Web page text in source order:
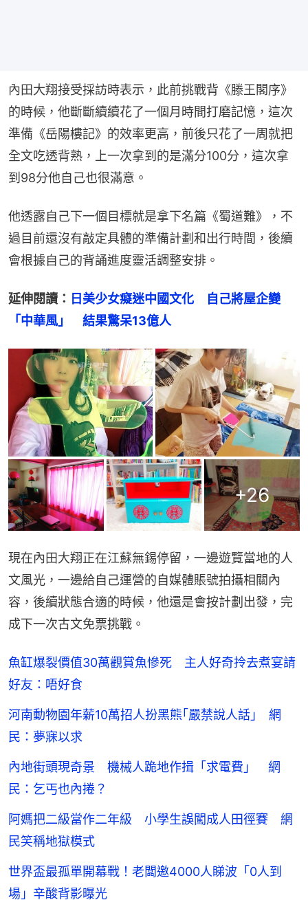
內田大翔接受採訪時表示，此前挑戰背《滕王閣序》
的時候，他斷斷續續花了一個月時間打磨記憶，這次
準備《岳陽樓記》的效率更高，前後只花了一周就把
全文吃透背熟，上一次拿到的是滿分100分，這次拿
到98分他自己也很滿意。
他透露自己下一個目標就是拿下名篇《蜀道難》，不
過目前還沒有敲定具體的準備計劃和出行時間，後續
會根據自己的背誦進度靈活調整安排。
延伸閱讀： 日美少女癡迷中國文化　自己將屋企變
「中華風」　結果驚呆13億人
+26
現在內田大翔正在江蘇無錫停留，一邊遊覽當地的人
文風光，一邊給自己運營的自媒體賬號拍攝相關內
容，後續狀態合適的時候，他還是會按計劃出發，完
成下一次古文免票挑戰。
魚缸爆裂價值30萬觀賞魚慘死 主人好奇拎去煮宴請
好友：唔好食
河南動物園年薪10萬招人扮黑熊｢嚴禁說人話｣ 網
民：夢寐以求
內地街頭現奇景 機械人跪地作揖「求電費」 網
民：乞丐也內捲？
阿媽把二級當作二年級 小學生誤闖成人田徑賽 網
民笑稱地獄模式
世界盃最孤單開幕戰！老闆邀4000人睇波「0人到
場」辛酸背影曝光